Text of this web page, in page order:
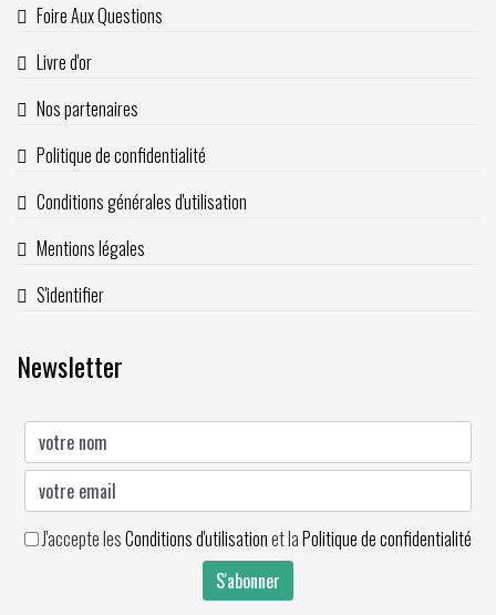
Foire Aux Questions
Livre d'or
Nos partenaires
Politique de confidentialité
Conditions générales d'utilisation
Mentions légales
S'identifier
Newsletter
J'accepte lesConditions d'utilisationet laPolitique de confidentialité